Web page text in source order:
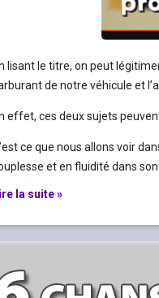
lisant le titre, on peut
de notre véhicule et
effet, ces deux sujets
ce que nous allons voir
et en fluidité dans son
la suite »